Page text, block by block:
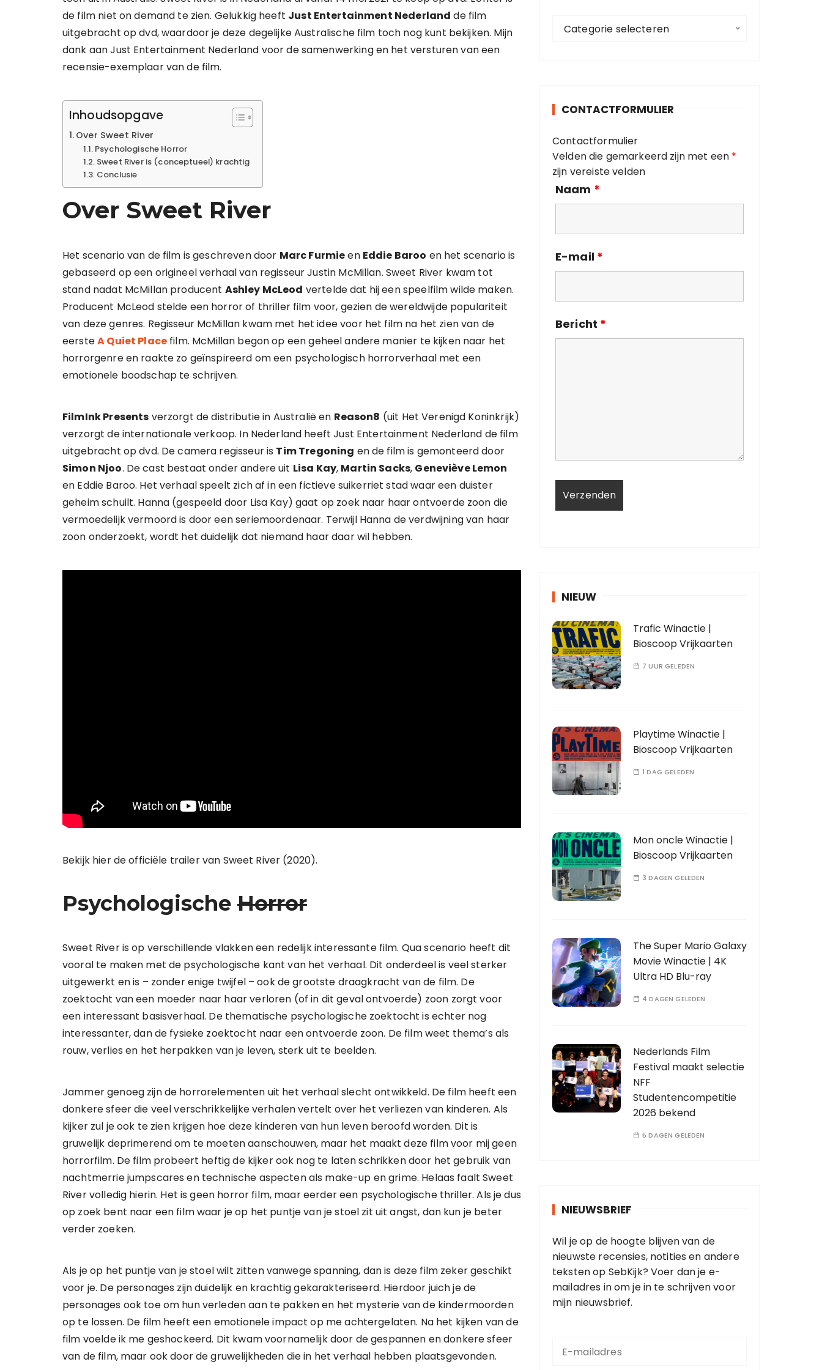
de film niet on demand te zien. Gelukkig heeft Just Entertainment Nederland de film
uitgebracht op dvd, waardoor je deze degelijke Australische film toch nog kunt bekijken. Mijn
dank aan Just Entertainment Nederland voor de samenwerking en het versturen van een
recensie-exemplaar van de film.
Inhoudsopgave
Over Sweet River
Psychologische Horror
Sweet River is (conceptueel) krachtig
Conclusie
Over Sweet River
Het scenario van de film is geschreven door Marc Furmieen Eddie Baroo en het scenario is
gebaseerd op een origineel verhaal van regisseur Justin McMillan. Sweet River kwam tot
stand nadat McMillan producent Ashley McLeod vertelde dat hij een speelfilm wilde maken.
Producent McLeod stelde een horror of thriller film voor, gezien de wereldwijde populariteit
van deze genres. Regisseur McMillan kwam met het idee voor het film na het zien van de
eersteA Quiet Place film. McMillan begon op een geheel andere manier te kijken naar het
horrorgenre en raakte zo geïnspireerd om een psychologisch horrorverhaal met een
emotionele boodschap te schrijven.
FilmInk Presents verzorgt de distributie in Australië en Reason8 (uit Het Verenigd Koninkrijk)
verzorgt de internationale verkoop. In Nederland heeft Just Entertainment Nederland de film
uitgebracht op dvd. De camera regisseur is Tim Tregoning en de film is gemonteerd door
Simon Njoo. De cast bestaat onder andere uit Lisa Kay, Martin Sacks, Geneviève Lemon
en Eddie Baroo. Het verhaal speelt zich af in een fictieve suikerriet stad waar een duister
geheim schuilt. Hanna (gespeeld door Lisa Kay) gaat op zoek naar haar ontvoerde zoon die
vermoedelijk vermoord is door een seriemoordenaar. Terwijl Hanna de verdwijning van haar
zoon onderzoekt, wordt het duidelijk dat niemand haar daar wil hebben.
Bekijk hier de officiële trailer van Sweet River (2020).
Psychologische Horror
Sweet River is op verschillende vlakken een redelijk interessante film. Qua scenario heeft dit
vooral te maken met de psychologische kant van het verhaal. Dit onderdeel is veel sterker
uitgewerkt en is – zonder enige twijfel – ook de grootste draagkracht van de film. De
zoektocht van een moeder naar haar verloren (of in dit geval ontvoerde) zoon zorgt voor
een interessant basisverhaal. De thematische psychologische zoektocht is echter nog
interessanter, dan de fysieke zoektocht naar een ontvoerde zoon. De film weet thema’s als
rouw, verlies en het herpakken van je leven, sterk uit te beelden.
Jammer genoeg zijn de horrorelementen uit het verhaal slecht ontwikkeld. De film heeft een
donkere sfeer die veel verschrikkelijke verhalen vertelt over het verliezen van kinderen. Als
kijker zul je ook te zien krijgen hoe deze kinderen van hun leven beroofd worden. Dit is
gruwelijk deprimerend om te moeten aanschouwen, maar het maakt deze film voor mij geen
horrorfilm. De film probeert heftig de kijker ook nog te laten schrikken door het gebruik van
nachtmerrie jumpscares en technische aspecten als make-up en grime. Helaas faalt Sweet
River volledig hierin. Het is geen horror film, maar eerder een psychologische thriller. Als je dus
op zoek bent naar een film waar je op het puntje van je stoel zit uit angst, dan kun je beter
verder zoeken.
Als je op het puntje van je stoel wilt zitten vanwege spanning, dan is deze film zeker geschikt
voor je. De personages zijn duidelijk en krachtig gekarakteriseerd. Hierdoor juich je de
personages ook toe om hun verleden aan te pakken en het mysterie van de kindermoorden
op te lossen. De film heeft een emotionele impact op me achtergelaten. Na het kijken van de
film voelde ik me geshockeerd. Dit kwam voornamelijk door de gespannen en donkere sfeer
van de film, maar ook door de gruwelijkheden die in het verhaal hebben plaatsgevonden.
r
e
ë
n
Categorie selecteren
CONTACTFORMULIER
Contactformulier
Velden die gemarkeerd zijn met een *
zijn vereiste velden
Naam *
E-mail *
Bericht *
NIEUW
Trafic Winactie |
Bioscoop Vrijkaarten
7 UUR GELEDEN
Playtime Winactie |
Bioscoop Vrijkaarten
1 DAG GELEDEN
Mon oncle Winactie |
Bioscoop Vrijkaarten
3 DAGEN GELEDEN
The Super Mario Galaxy
Movie Winactie | 4K
Ultra HD Blu-ray
4 DAGEN GELEDEN
Nederlands Film
Festival maakt selectie
NFF
Studentencompetitie
2026 bekend
5 DAGEN GELEDEN
NIEUWSBRIEF
Wil je op de hoogte blijven van de
nieuwste recensies, notities en andere
teksten op SebKijk? Voer dan je e-
mailadres in om je in te schrijven voor
mijn nieuwsbrief.